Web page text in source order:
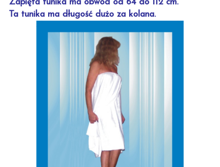
Zapięta tunika ma obwód od 64 do 112 cm.
Ta tunika ma długość dużo za kolana.